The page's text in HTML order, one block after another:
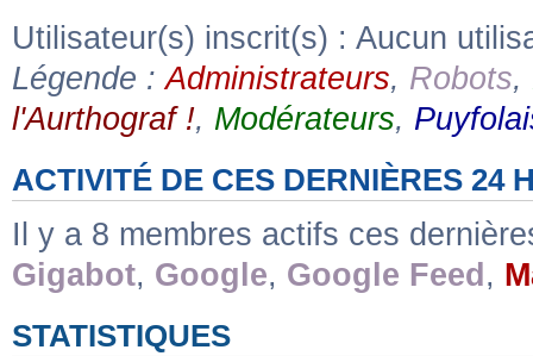
Utilisateur(s) inscrit(s) : Aucun
Légende :Administrateurs, Robots,
l'Aurthograf !, Modérateurs,
ACTIVITÉ DE CES DERNIÈRES 24
Il y a 8 membres actifs ces
Gigabot, Google, Google Feed ,
STATISTIQUES